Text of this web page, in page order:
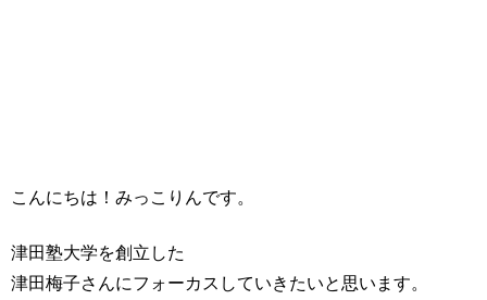
こんにちは！みっこりんです。
津田塾大学を創立した
津田梅子さんにフォーカスしていきたいと思います。